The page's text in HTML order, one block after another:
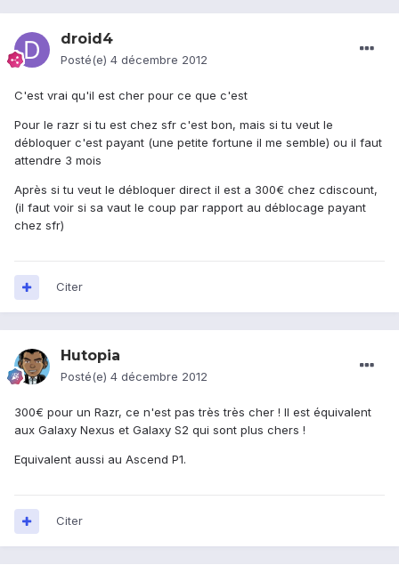
droid4
Posté(e) 4 décembre 2012
C'est vrai qu'il est cher pour ce que c'est
Pour le razr si tu est chez sfr c'est bon, mais si tu veut le
débloquer c'est payant (une petite fortune il me semble) ou il faut
attendre 3 mois
Après si tu veut le débloquer direct il est a 300€ chez cdiscount,
(il faut voir si sa vaut le coup par rapport au déblocage payant
chez sfr)
Citer
Hutopia
Posté(e) 4 décembre 2012
300€ pour un Razr, ce n'est pas très très cher ! Il est équivalent
aux Galaxy Nexus et Galaxy S2 qui sont plus chers !
Equivalent aussi au Ascend P1.
Citer